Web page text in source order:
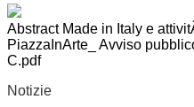
Abstract Made in Italy e
PiazzaInArte_ Avviso
C.pdf
Notizie